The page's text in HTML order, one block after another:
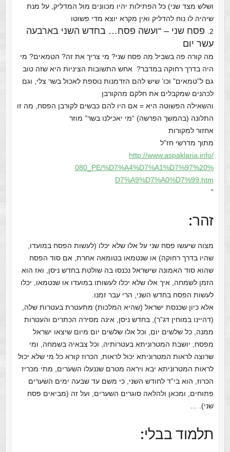
ושלש מצד שני) כל הפתילות יהיו מכוונים מול המדליק, על מנת
שיהיה לו נוח להדליק ואין מקרא יוצא מדי פשוטו
2.
פסח שני – “ועשה פסח… בחדש השני בארבעה
עשר יום
מה קורה פה בשביל מה פסח שני? מי צריך את זה? הטמאים? מי
היה בדרך רחוקה במדבר? אחש התשובות הציניות היא שזה טוב
גם ל”טמאים” וכו’ שיש להם הזדמנות נוספת לאכול בשר צלי, וגם
לכהנים שמקבלים את חלקם מהקורבן
והשאילה הפשוטה היא = אם היו להם כבשים לקורבן הפסח, מה זו
התלונה (בהמשך הפרשה) “מי יאכילנו בשר” מוזר
אחזור למקורות
מתוך מדרשי חז”ל
http://www.aspaklaria.info/
080_PE/%D7%A4%D7%A1%D7%97%20%
D7%A9%D7%A0%D7%99.htm
”
זהר:
מצוה שיעשו פסח שני על אלו שלא יכלו (לעשות הפסח במועדו,
שהיו בדרך רחוקה) או שנטמאו בטומאה אחרת, אם סוד הפסח
שהוא סוד האמונה שישראל נכנסו בה שולטת בחדש ניסן, ואז הוא
הזמן לשמחה, איך אלו שלא יכלו לעשותו במועדו או שנטמאו, יכלו
לעשות הפסח בחדש השני, הרי עבר זמנו.
אלא כיון שכנסת ישראל (שהיא המלכות) מתעטרת בעטרות שלה,
(דהיינו במוחין דג”ר), בחדש ניסן, אינה מסירה הכתרים והעטרות
ממנה, כל שלשים יום, וכל אלו שלשים יום מיום שיצאו ישראל
מפסח, יושבת המטרוניתא בעטרותיה, וכל צבאיה בשמחה, ומי
שרוצה לראות המטרוניתא יכול לראות, הכרוז קורא כל מי שלא יכול
לראות המטרוניתא יבא ויראה מטרם שננעלו השערים, מתי מכריז
הכרוז, הוא בי”ד לחודש השני, כי משם עד שבעה ימים השערים
פתוחים, ומכאן ולהלאה סוגרים השערים, ועל זה (מביאים פסח
שני). …
תלמוד בבלי: